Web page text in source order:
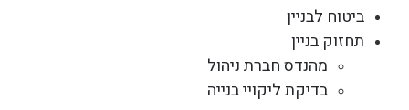
ביטוח לבניין
תחזוק בניין
מהנדס חברת ניהול
בדיקת ליקויי בנייה